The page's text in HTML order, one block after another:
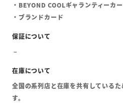
・BEYOND COOLギャランティーカ
・ブランドカード
全国の系列店と在庫を共有している
す。